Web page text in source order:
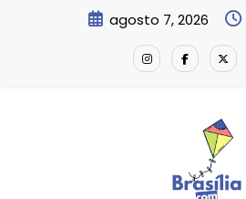
agosto 7, 2026